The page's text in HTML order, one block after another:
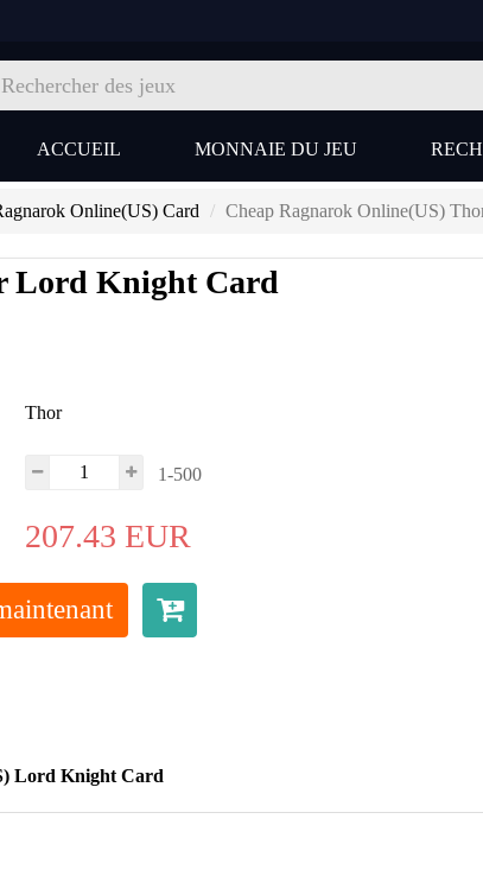
ACCUEIL MONNAIE DU JEU
Online(US) Card Cheap Ragnarok Online(US)
Lord Knight Card
Thor
1-500
207.43 EUR
Lord Knight Card